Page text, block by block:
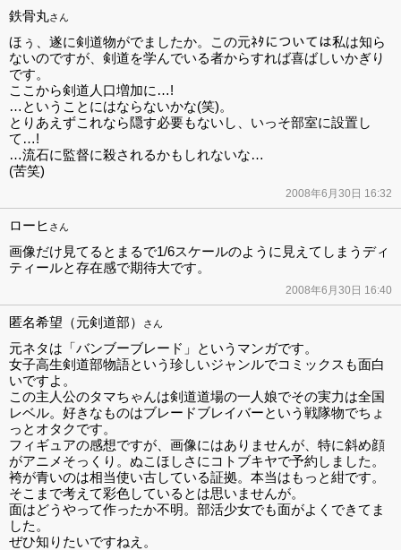
鉄骨丸さん
ほぅ、遂に剣道物がでましたか。この元ﾈﾀについては私は知ら
ないのですが、剣道を学んでいる者からすれば喜ばしいかぎり
です。
ここから剣道人口増加に…!
…ということにはならないかな(笑)。
とりあえずこれなら隠す必要もないし、いっそ部室に設置し
て…!
…流石に監督に殺されるかもしれないな…
(苦笑)
2008年6月30日 16:32
ローヒ さん
画像だけ見てるとまるで1/6スケールのように見えてしまうディ
ティールと存在感で期待大です。
2008年6月30日 16:40
匿名希望（元剣道部） さん
元ネタは「バンブーブレード」というマンガです。
女子高生剣道部物語という珍しいジャンルでコミックスも面白
いですよ。
この主人公のタマちゃんは剣道道場の一人娘でその実力は全国
レベル。好きなものはブレードブレイバーという戦隊物でちょ
っとオタクです。
フィギュアの感想ですが、画像にはありませんが、特に斜め顔
がアニメそっくり。ぬこほしさにコトブキヤで予約しました。
袴が青いのは相当使い古している証拠。本当はもっと紺です。
そこまで考えて彩色しているとは思いませんが。
面はどうやって作ったか不明。部活少女でも面がよくできてま
した。
ぜひ知りたいですねえ。